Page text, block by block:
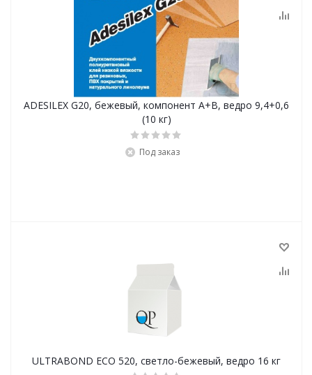
ADESILEX G20, бежевый, компонент А+В, ведро 9,4+0,6
(10 кг)
Под заказ
ULTRABOND ECO 520, cветло-бежевый, ведро 16 кг